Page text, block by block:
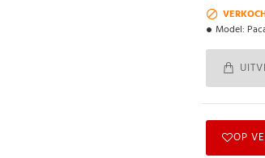
Model:
OP